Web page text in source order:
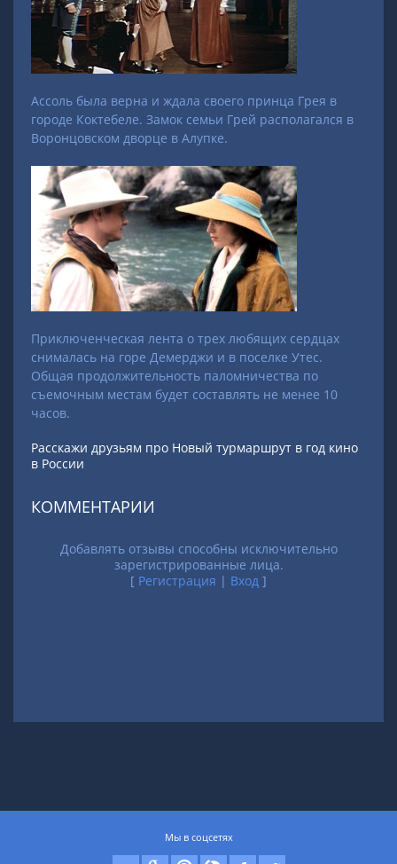
Ассоль была верна и ждала своего принца Грея в
городе Коктебеле. Замок семьи Грей располагался в
Воронцовском дворце в Алупке.
Приключенческая лента о трех любящих сердцах
снималась на горе Демерджи и в поселке Утес.
Общая продолжительность паломничества по
съемочным местам будет составлять не менее 10
часов.
Расскажи друзьям про Новый турмаршрут в год кино
в России
КОММЕНТАРИИ
Добавлять отзывы способны исключительно
зарегистрированные лица.
[ Регистрация | Вход ]
Мы в соцсетях